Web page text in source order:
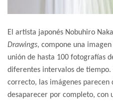
El artista japonés Nobuhiro
Drawings, compone una
unión de hasta 100 fotografías
diferentes intervalos de tiempo.
correcto, las imágenes parecen
desaparecer por completo, con